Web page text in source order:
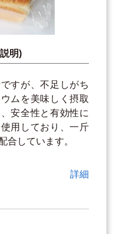
明)
すが、不足しがち
ムを美味しく摂取
安全性と有効性に
用しており、一斤
合しています。
詳細